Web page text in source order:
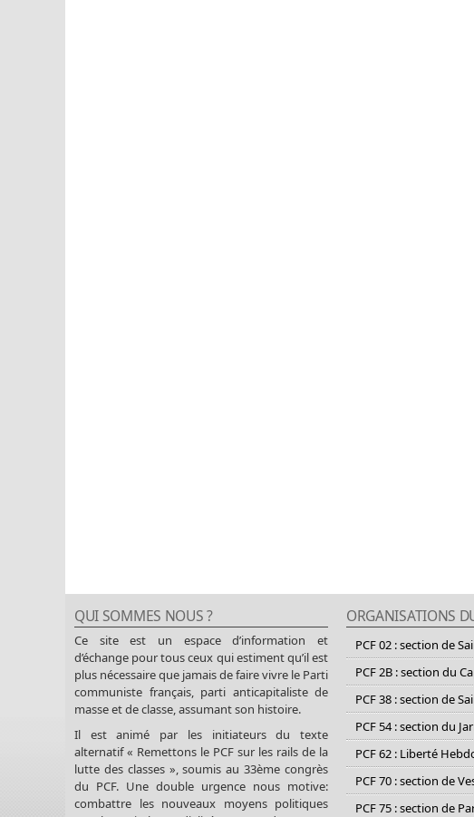
QUI SOMMES NOUS ?
Ce site est un espace d’information et
d’échange pour tous ceux qui estiment qu’il est
plus nécessaire que jamais de faire vivre le Parti
communiste français, parti anticapitaliste de
masse et de classe, assumant son histoire.
Il est animé par les initiateurs du texte
alternatif « Remettons le PCF sur les rails de la
lutte des classes », soumis au 33ème congrès
du PCF. Une double urgence nous motive:
combattre les nouveaux moyens politiques
ORGANISATIONS
PCF 02 : section de
PCF 2B : section du
PCF 38 : section de
PCF 54 : section du
PCF 62 : Liberté
PCF 70 : section de
PCF 75 : section de